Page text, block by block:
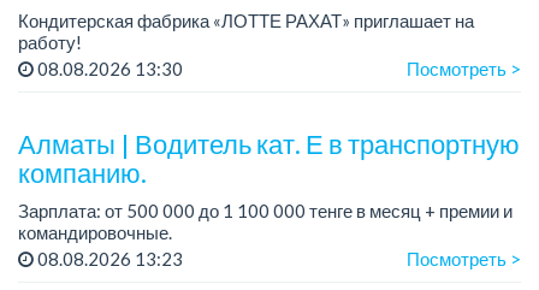
Кондитерская фабрика «ЛОТТЕ РАХАТ» приглашает на
работу!
Зарплата: до 275 000 тенге.
08.08.2026 13:30 Посмотреть >
Алматы | Водитель кат. Е в транспортную
компанию.
Зарплата: от 500 000 до 1 100 000 тенге в месяц + премии и
командировочные.
Условия: постоянная занятость, бонусы и премии за
качественную работу, комфортные условия, современный
08.08.2026 13:23 Посмотреть >